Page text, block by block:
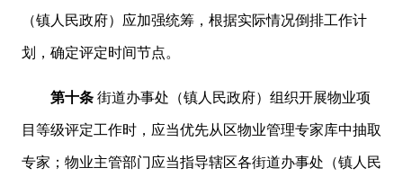
（镇人民政府）应加强统筹，根据实际情况倒排工作计
划，确定评定时间节点。
第十条街道办事处（镇人民政府）组织开展物业项
目等级评定工作时，应当优先从区物业管理专家库中抽取
专家；物业主管部门应当指导辖区各街道办事处（镇人民